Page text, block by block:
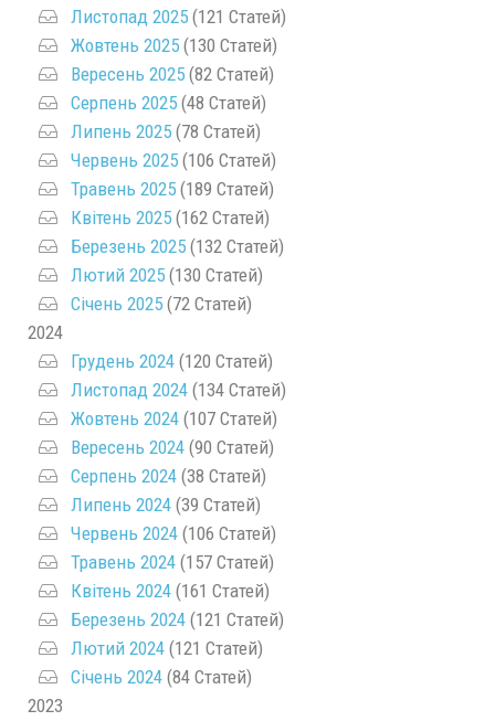
Листопад 2025 (121 Статей)
Жовтень 2025 (130 Статей)
Вересень 2025 (82 Статей)
Серпень 2025 (48 Статей)
Липень 2025 (78 Статей)
Червень 2025 (106 Статей)
Травень 2025 (189 Статей)
Квітень 2025 (162 Статей)
Березень 2025 (132 Статей)
Лютий 2025 (130 Статей)
Січень 2025 (72 Статей)
2024
Грудень 2024 (120 Статей)
Листопад 2024 (134 Статей)
Жовтень 2024 (107 Статей)
Вересень 2024 (90 Статей)
Серпень 2024 (38 Статей)
Липень 2024 (39 Статей)
Червень 2024 (106 Статей)
Травень 2024 (157 Статей)
Квітень 2024 (161 Статей)
Березень 2024 (121 Статей)
Лютий 2024 (121 Статей)
Січень 2024 (84 Статей)
2023